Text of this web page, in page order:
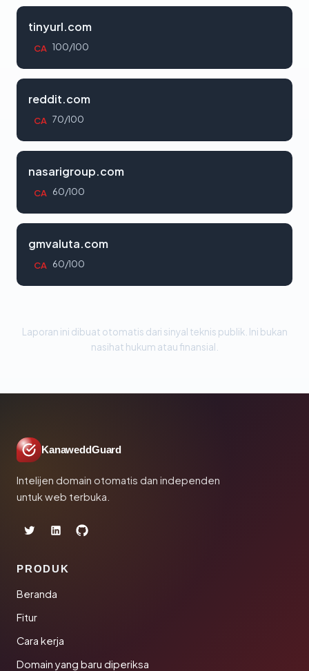
tinyurl.com
CA 100/100
reddit.com
CA 70/100
nasarigroup.com
CA 60/100
gmvaluta.com
CA 60/100
Laporan ini dibuat otomatis dari sinyal teknis publik. Ini bukan
nasihat hukum atau finansial.
KanaweddGuard
Intelijen domain otomatis dan independen
untuk web terbuka.
PRODUK
Beranda
Fitur
Cara kerja
Domain yang baru diperiksa